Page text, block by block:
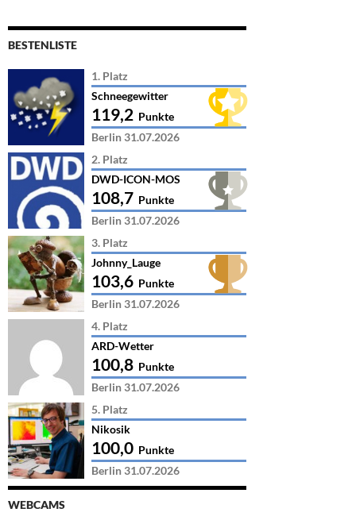
BESTENLISTE
1. Platz
Schneegewitter
119,2 Punkte
Berlin 31.07.2026
2. Platz
DWD-ICON-MOS
108,7 Punkte
Berlin 31.07.2026
3. Platz
Johnny_Lauge
103,6 Punkte
Berlin 31.07.2026
4. Platz
ARD-Wetter
100,8 Punkte
Berlin 31.07.2026
5. Platz
Nikosik
100,0 Punkte
Berlin 31.07.2026
WEBCAMS